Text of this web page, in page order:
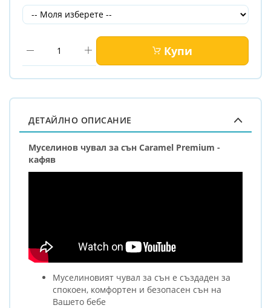
Купи
ДЕТАЙЛНО ОПИСАНИЕ
Муселинов чувал за сън Caramel Premium -
кафяв
Муселиновият чувал за сън е създаден за
спокоен, комфортен и безопасен сън на
Вашето бебе